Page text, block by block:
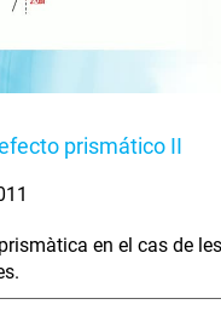
prismático II
en el cas de